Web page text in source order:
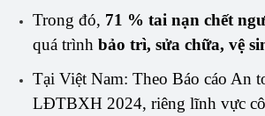
Trong đó, 71 % tai nạn chết
quá trìnhbảo trì, sửa chữa, vệ
Tại Việt Nam: Theo Báo cáo An
LĐTBXH 2024, riêng lĩnh vực